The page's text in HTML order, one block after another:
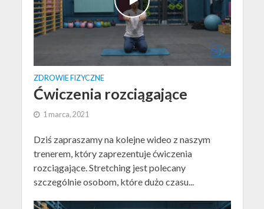
ZDROWIE FIZYCZNE
Ćwiczenia rozciągające
1 marca, 2021
Dziś zapraszamy na kolejne wideo z naszym
trenerem, który zaprezentuje ćwiczenia
rozciągające. Stretching jest polecany
szczególnie osobom, które dużo czasu...